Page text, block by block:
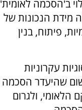
ב'הסכמה לאומית'
מידת הנכונות של
פיתוח, בנין
עקרוניות
שהיעדר הסכמה
הלאומי, ולגרום